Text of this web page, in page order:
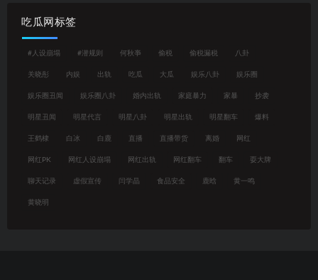
吃瓜网标签
#人设崩塌 #潜规则 何秋亊 偷税 偷税漏税 八卦
关晓彤 内娱 出轨 吃瓜 大瓜 娱乐八卦 娱乐圈
娱乐圈丑闻 娱乐圈八卦 婚内出轨 家庭暴力 家暴 抄袭
明星丑闻 明星代言 明星八卦 明星出轨 明星翻车 爆料
王鹤棣 白冰 白鹿 直播 直播带货 离婚 网红
网红PK 网红人设崩塌 网红出轨 网红翻车 翻车 耍大牌
聊天记录 虚假宣传 闫学晶 食品安全 鹿晗 黄一鸣
黄晓明